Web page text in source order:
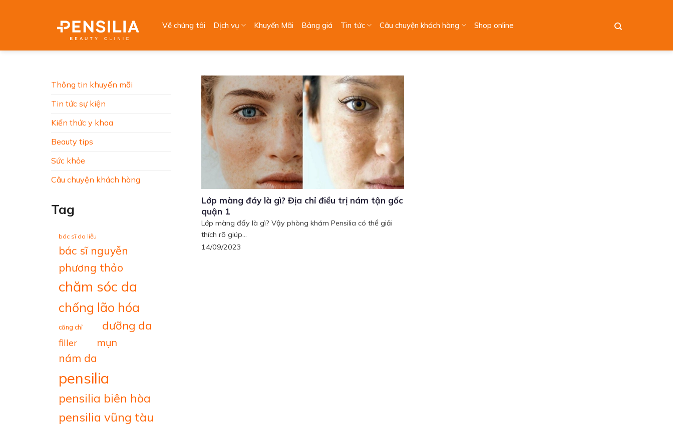
Về chúng tôi Dịch vụ Khuyến Mãi Bảng giá Tin tức Câu chuyện khách hàng Shop online
Thông tin khuyến mãi
Tin tức sự kiện
Kiến thức y khoa
Beauty tips
Sức khỏe
Câu chuyện khách hàng
Tag
bác sĩ da liễu
bác sĩ nguyễn
phương thảo
chăm sóc da
chống lão hóa
căng chỉ dưỡng da
filler mụn
nám da
pensilia
pensilia biên hòa
pensilia vũng tàu
Lớp màng đáy là gì? Địa chỉ điều trị nám tận gốc
quận 1
Lớp màng đấy là gì? Vậy phòng khám Pensilia có thể giải
thích rõ giúp...
14/09/2023